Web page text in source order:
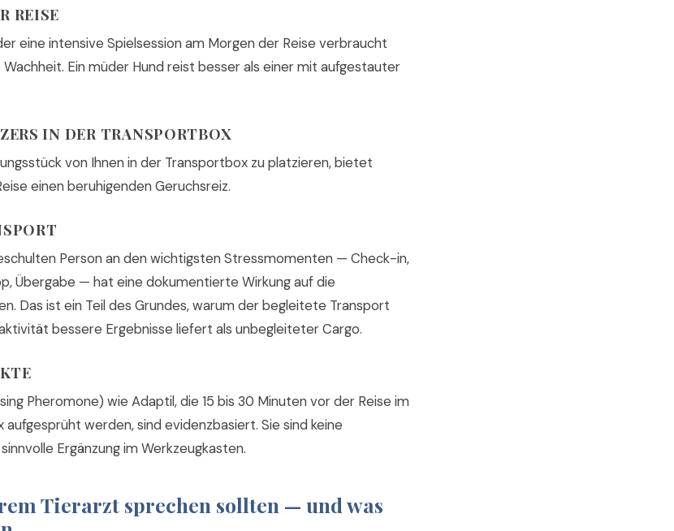
REISE
eine intensive Spielsession am Morgen der Reise verbraucht
Ein müder Hund reist besser als einer mit aufgestauter
IN DER TRANSPORTBOX
von Ihnen in der Transportbox zu platzieren, bietet
einen beruhigenden Geruchsreiz.
Person an den wichtigsten Stressmomenten — Check-in,
Übergabe — hat eine dokumentierte Wirkung auf die
Das ist ein Teil des Grundes, warum der begleitete Transport
bessere Ergebnisse liefert als unbegleiteter Cargo.
Pheromone) wie Adaptil, die 15 bis 30 Minuten vor der Reise im
werden, sind evidenzbasiert. Sie sind keine
Ergänzung im Werkzeugkasten.
Tierarzt sprechen sollten — und was